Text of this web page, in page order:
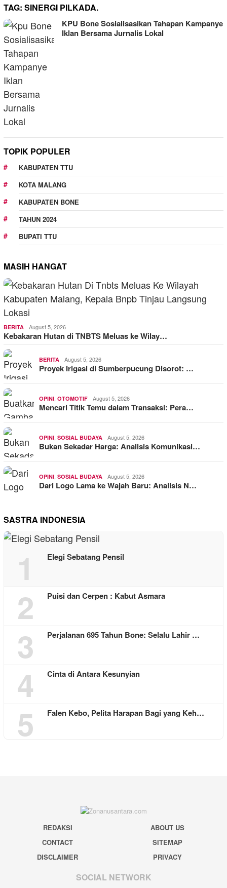
TAG: SINERGI PILKADA.
KPU Bone Sosialisasikan Tahapan Kampanye
Iklan Bersama Jurnalis Lokal
TOPIK POPULER
KABUPATEN TTU
KOTA MALANG
KABUPATEN BONE
TAHUN 2024
BUPATI TTU
MASIH HANGAT
BERITA August 5, 2026
Kebakaran Hutan di TNBTS Meluas ke Wilay…
BERITA August 5, 2026
Proyek Irigasi di Sumberpucung Disorot: …
OPINI OTOMOTIF August 5, 2026
Mencari Titik Temu dalam Transaksi: Pera…
OPINI SOSIAL BUDAYA August 5, 2026
Bukan Sekadar Harga: Analisis Komunikasi…
OPINI SOSIAL BUDAYA August 5, 2026
Dari Logo Lama ke Wajah Baru: Analisis N…
SASTRA INDONESIA
1 Elegi Sebatang Pensil
2 Puisi dan Cerpen : Kabut Asmara
3 Perjalanan 695 Tahun Bone: Selalu Lahir …
4 Cinta di Antara Kesunyian
5 Falen Kebo, Pelita Harapan Bagi yang Keh…
REDAKSI
ABOUT US
CONTACT
SITEMAP
DISCLAIMER
PRIVACY
SOCIAL NETWORK